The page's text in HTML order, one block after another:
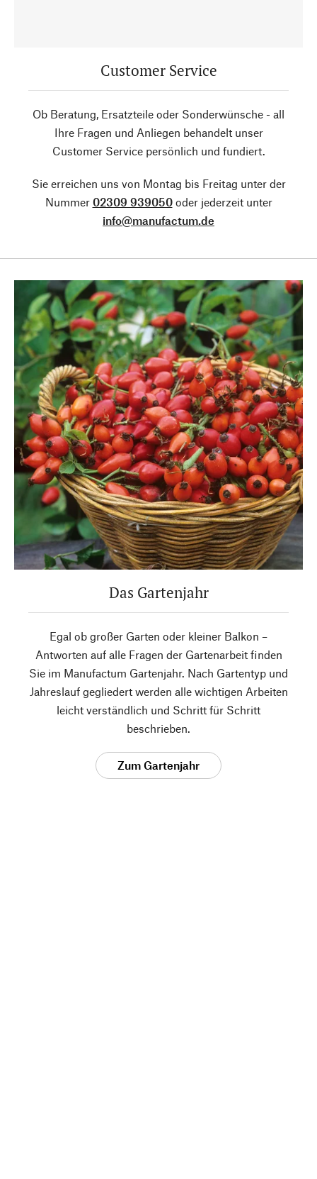
Customer Service
Ob Beratung, Ersatzteile oder Sonderwünsche - all
Ihre Fragen und Anliegen behandelt unser
Customer Service persönlich und fundiert.
Sie erreichen uns von Montag bis Freitag unter der
Nummer 02309 939050oder jederzeit unter
info@manufactum.de
Das Gartenjahr
Egal ob großer Garten oder kleiner Balkon –
Antworten auf alle Fragen der Gartenarbeit finden
Sie im Manufactum Gartenjahr. Nach Gartentyp und
Jahreslauf gegliedert werden alle wichtigen Arbeiten
leicht verständlich und Schritt für Schritt
beschrieben.
Zum Gartenjahr